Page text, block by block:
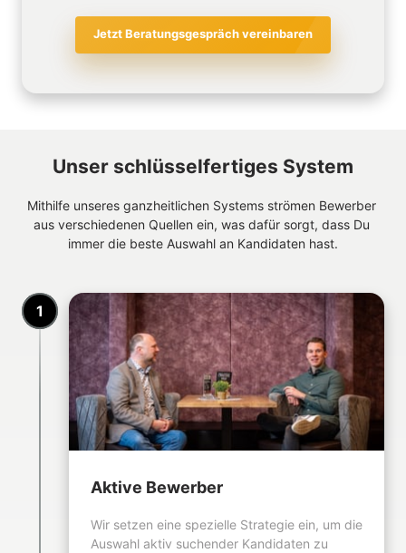
Jetzt Beratungsgespräch vereinbaren
Unser schlüsselfertiges System
Mithilfe unseres ganzheitlichen Systems strömen Bewerber
aus verschiedenen Quellen ein, was dafür sorgt, dass Du
immer die beste Auswahl an Kandidaten hast.
1
Aktive Bewerber
Wir setzen eine spezielle Strategie ein, um die
Auswahl aktiv suchender Kandidaten zu